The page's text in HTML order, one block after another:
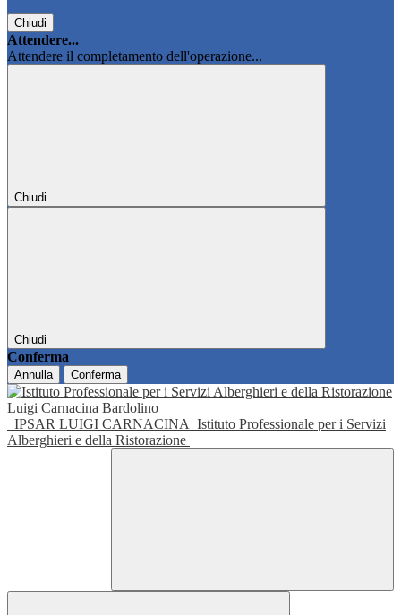
Chiudi
Attendere...
Attendere il completamento dell'operazione...
Chiudi
Chiudi
Conferma
Annulla Conferma
IPSAR LUIGI CARNACINA Istituto Professionale per i Servizi
Alberghieri e della Ristorazione